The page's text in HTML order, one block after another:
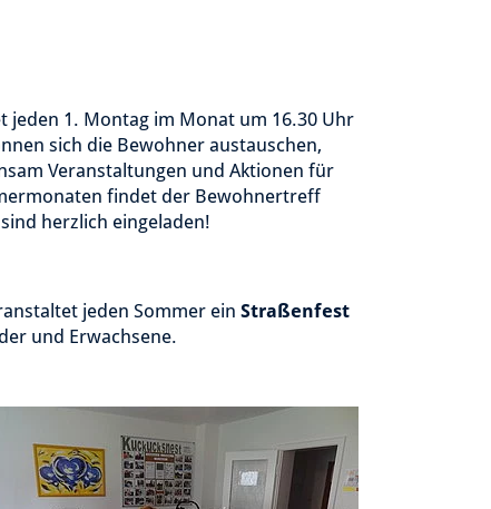
jeden 1. Montag im Monat um 16.30 Uhr
sich die Bewohner austauschen,
Veranstaltungen und Aktionen für
findet der Bewohnertreff
herzlich eingeladen!
jeden Sommer ein Straßenfest
und Erwachsene.